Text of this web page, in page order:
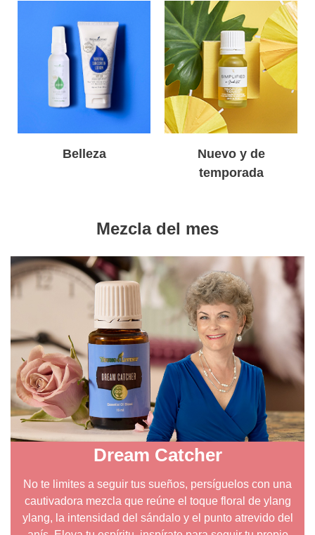
Belleza
Nuevo y de
temporada
Mezcla del mes
Dream Catcher
No te limites a seguir tus sueños, persíguelos con una
cautivadora mezcla que reúne el toque floral de ylang
ylang, la intensidad del sándalo y el punto atrevido del